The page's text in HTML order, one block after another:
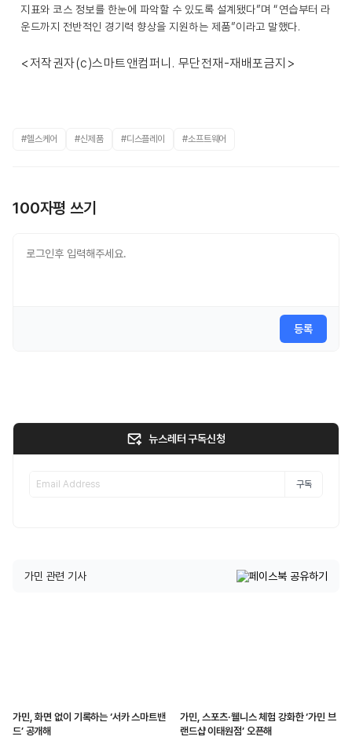
지표와 코스 정보를 한눈에 파악할 수 있도록 설계됐다”며 “연습부터 라
운드까지 전반적인 경기력 향상을 지원하는 제품”이라고 말했다.
<저작권자(c)스마트앤컴퍼니. 무단전재-재배포금지>
#헬스케어 #신제품 #디스플레이 #소프트웨어
100자평 쓰기
등록
뉴스레터 구독신청
구독
가민 관련 기사
가민, 화면 없이 기록하는 ‘서카 스마트밴
드’ 공개해
가민, 스포츠·웰니스 체험 강화한 ‘가민 브
랜드샵 이태원점’ 오픈해